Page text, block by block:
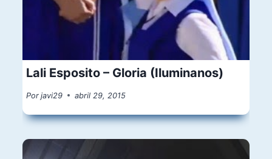
Lali Esposito – Gloria (Iluminanos)
Por javi29 abril 29, 2015